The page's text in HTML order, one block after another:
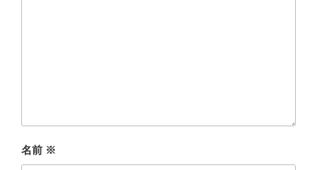
名前 ※